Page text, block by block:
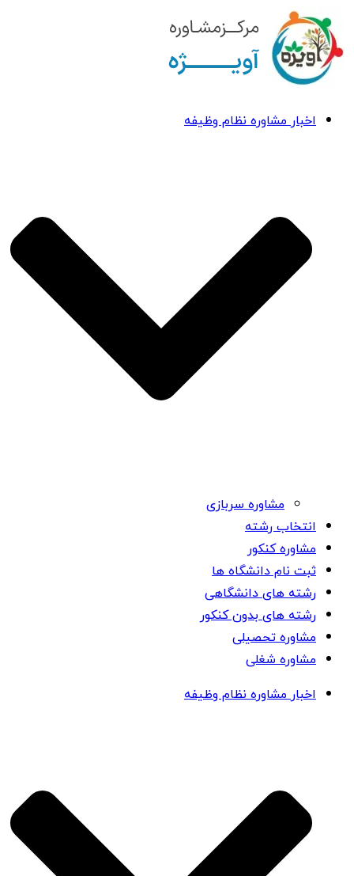
اخبار مشاوره نظام وظیفه
مشاوره سربازی
انتخاب رشته
مشاوره کنکور
ثبت نام دانشگاه ها
رشته های دانشگاهی
رشته های بدون کنکور
مشاوره تحصیلی
مشاوره شغلی
اخبار مشاوره نظام وظیفه